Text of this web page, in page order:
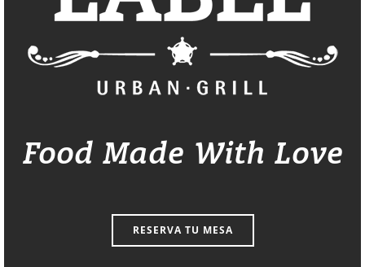
Food Made With Love
RESERVA TU MESA